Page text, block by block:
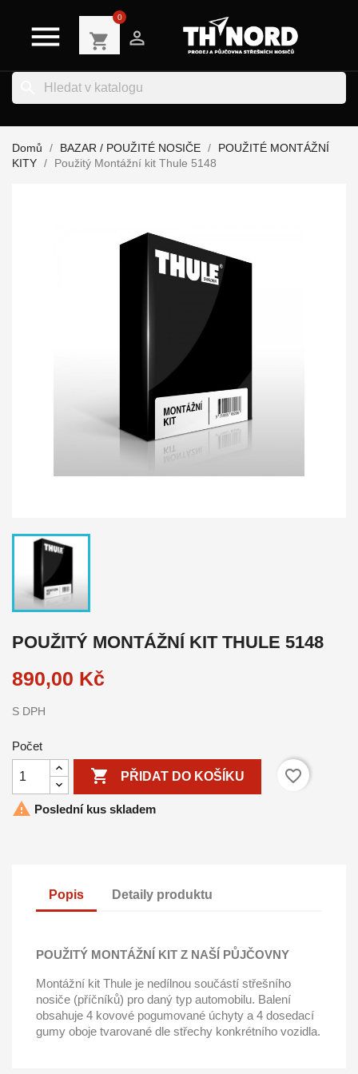
 shopping_cart
0

Domů BAZAR / POUŽITÉ NOSIČE
POUŽITÉ MONTÁŽNÍ
KITY
Použitý Montážní kit Thule 5148
POUŽITÝ MONTÁŽNÍ KIT THULE 5148
890,00 Kč
S DPH
Počet
 PŘIDAT DO KOŠÍKU
favorite_border
 Poslední kus skladem
Popis Detaily produktu
POUŽITÝ MONTÁŽNÍ KIT Z NAŠÍ PŮJČOVNY
Montážní kit Thule je nedílnou součástí střešního
nosiče (příčníků) pro daný typ automobilu. Balení
obsahuje 4 kovové pogumované úchyty a 4 dosedací
gumy oboje tvarované dle střechy konkrétního vozidla.